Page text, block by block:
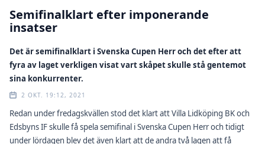
Semifinalklart efter imponerande
insatser
Det är semifinalklart i Svenska Cupen Herr och det efter att
fyra av laget verkligen visat vart skåpet skulle stå gentemot
sina konkurrenter.
2 OKT. 19:12, 2021
Redan under fredagskvällen stod det klart att Villa Lidköping BK och
Edsbyns IF skulle få spela semifinal i Svenska Cupen Herr och tidigt
under lördagen blev det även klart att de andra två lagen att få